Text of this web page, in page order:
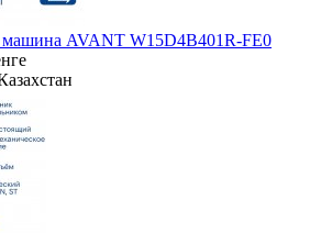
машина AVANT W15D4B401R-FE0